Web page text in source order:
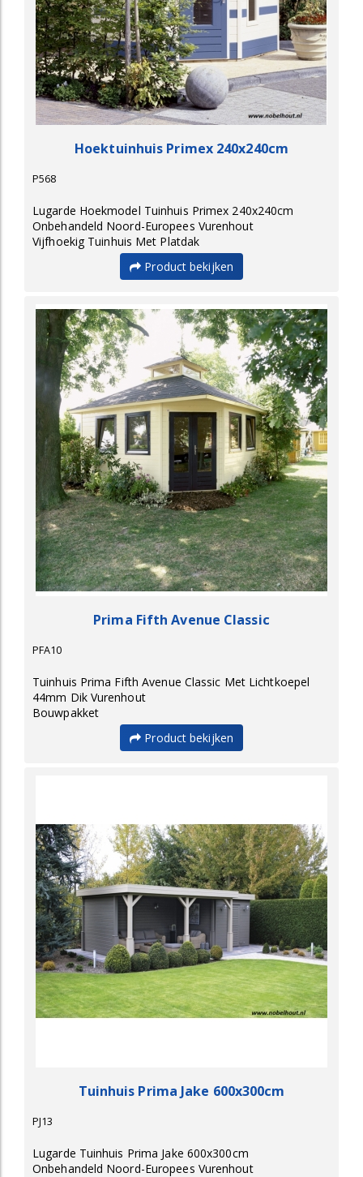
Hoektuinhuis Primex 240x240cm
P568
Lugarde Hoekmodel Tuinhuis Primex 240x240cm
Onbehandeld Noord-Europees Vurenhout
Vijfhoekig Tuinhuis Met Platdak
Product bekijken
Prima Fifth Avenue Classic
PFA10
Tuinhuis Prima Fifth Avenue Classic Met Lichtkoepel
44mm Dik Vurenhout
Bouwpakket
Product bekijken
Tuinhuis Prima Jake 600x300cm
PJ13
Lugarde Tuinhuis Prima Jake 600x300cm
Onbehandeld Noord-Europees Vurenhout